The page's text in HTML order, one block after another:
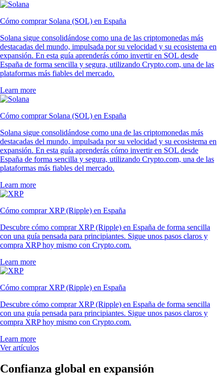
Cómo comprar Solana (SOL) en España
Solana sigue consolidándose como una de las criptomonedas más
destacadas del mundo, impulsada por su velocidad y su ecosistema en
expansión. En esta guía aprenderás cómo invertir en SOL desde
España de forma sencilla y segura, utilizando Crypto.com, una de las
plataformas más fiables del mercado.
Learn more
Cómo comprar Solana (SOL) en España
Solana sigue consolidándose como una de las criptomonedas más
destacadas del mundo, impulsada por su velocidad y su ecosistema en
expansión. En esta guía aprenderás cómo invertir en SOL desde
España de forma sencilla y segura, utilizando Crypto.com, una de las
plataformas más fiables del mercado.
Learn more
Cómo comprar XRP (Ripple) en España
Descubre cómo comprar XRP (Ripple) en España de forma sencilla
con una guía pensada para principiantes. Sigue unos pasos claros y
compra XRP hoy mismo con Crypto.com.
Learn more
Cómo comprar XRP (Ripple) en España
Descubre cómo comprar XRP (Ripple) en España de forma sencilla
con una guía pensada para principiantes. Sigue unos pasos claros y
compra XRP hoy mismo con Crypto.com.
Learn more
Ver artículos
Confianza global en expansión